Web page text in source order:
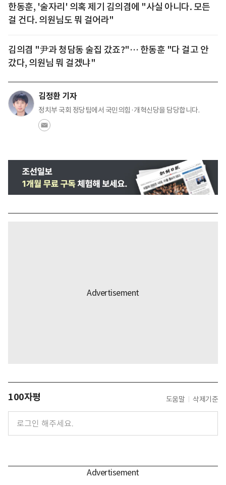
한동훈, '술자리' 의혹 제기 김의겸에 "사실 아니다. 모든
걸 건다. 의원님도 뭐 걸어라"
김의겸 "尹과 청담동 술집 갔죠?"… 한동훈 "다 걸고 안
갔다, 의원님 뭐 걸겠냐"
김정환 기자
정치부 국회 정당팀에서 국민의힘·개혁신당을 담당합니다.
100자평 도움말 삭제기준